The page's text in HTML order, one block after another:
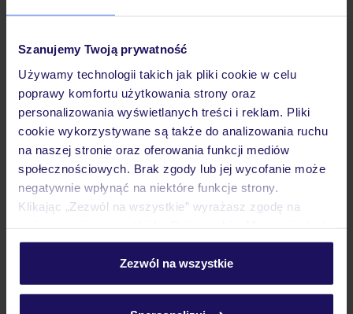
Szanujemy Twoją prywatność
Używamy technologii takich jak pliki cookie w celu
poprawy komfortu użytkowania strony oraz
personalizowania wyświetlanych treści i reklam. Pliki
cookie wykorzystywane są także do analizowania ruchu
na naszej stronie oraz oferowania funkcji mediów
społecznościowych. Brak zgody lub jej wycofanie może
negatywnie wpłynąć na niektóre funkcje strony.
Klikając „Zezwól na wszystkie” wyrażasz zgodę na
personalizować swój wybór wchodząc w zakładkę
Szczegółowe informacje o plikach cookie znajdziesz
Zezwól na wszystkie
wariantów ochrony »
Dlaczego warto wybrać TUI?